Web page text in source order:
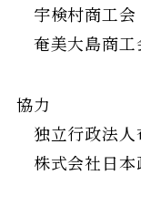
宇検村商工会
奄美大島商工
協力
独立行政法人
株式会社日本